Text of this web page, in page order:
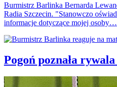
Burmistrz Barlinka Bernarda
Radia Szczecin. "Stanowczo
informacje dotyczące mojej osoby…
Pogoń poznała